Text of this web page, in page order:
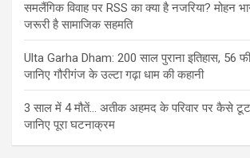
समलैंगिक विवाह पर RSS का क्या है नजरिया? मोहन
जरूरी है सामाजिक सहमति
Ulta Garha Dham: 200 साल पुराना इतिहास, 56
जानिए गौरीगंज के उल्टा गढ़ा धाम की कहानी
3 साल में 4 मौतें… अतीक अहमद के परिवार पर कैसे टूटा
जानिए पूरा घटनाक्रम